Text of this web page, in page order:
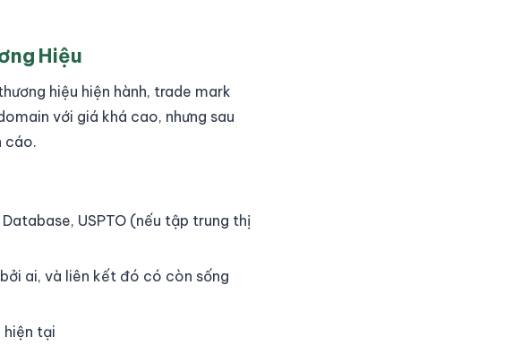
Hiệu
hiệu hiện hành, trade mark
với giá khá cao, nhưng sau
cáo.
USPTO (nếu tập trung thị
ai, và liên kết đó có còn sống
hiện tại